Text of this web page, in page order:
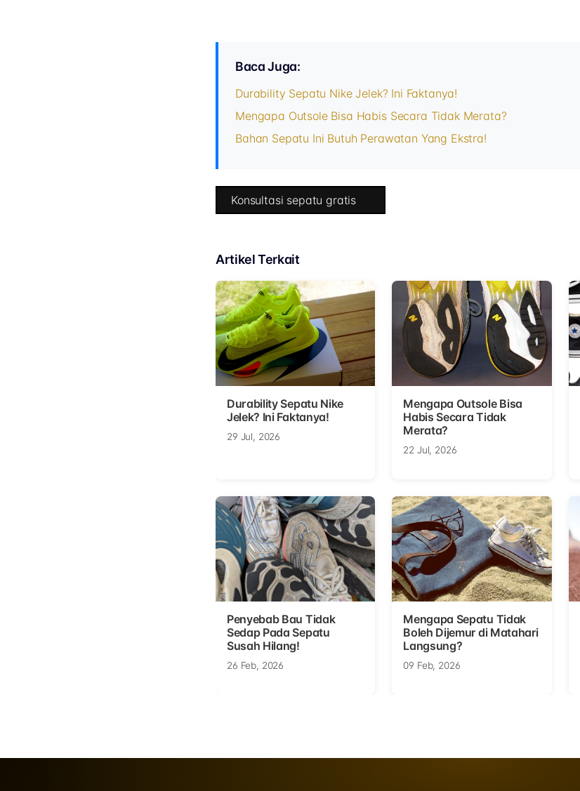
Baca Juga:
Durability Sepatu Nike Jelek? Ini Faktanya!
Mengapa Outsole Bisa Habis Secara Tidak Merata?
Bahan Sepatu Ini Butuh Perawatan Yang Ekstra!
Konsultasi sepatu gratis
Artikel Terkait
Durability Sepatu Nike
Jelek? Ini Faktanya!
29 Jul, 2026
Mengapa Outsole Bisa
Habis Secara Tidak
Merata?
22 Jul, 2026
Penyebab Bau Tidak
Sedap Pada Sepatu
Susah Hilang!
26 Feb, 2026
Mengapa Sepatu Tidak
Boleh Dijemur di Matahari
Langsung?
09 Feb, 2026